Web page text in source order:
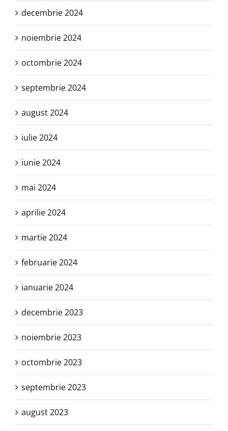
decembrie 2024
noiembrie 2024
octombrie 2024
septembrie 2024
august 2024
iulie 2024
iunie 2024
mai 2024
aprilie 2024
martie 2024
februarie 2024
ianuarie 2024
decembrie 2023
noiembrie 2023
octombrie 2023
septembrie 2023
august 2023